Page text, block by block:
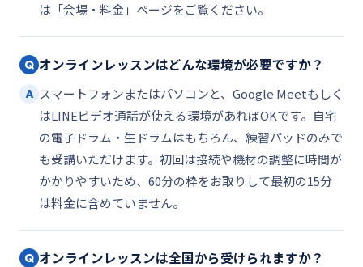
は「会場・料金」ページをご覧ください。
Q オンラインレッスンはどんな環境が必要ですか？
A スマートフォンまたはパソコンと、Google Meetもしく
はLINEビデオ通話が使える環境があればOKです。自宅
の電子ドラム・生ドラムはもちろん、練習パッドのみで
も受講いただけます。初回は接続や機材の調整に時間が
かかりやすいため、60分の枠をお取りして最初の15分
は料金に含めていません。
Q オンラインレッスンは全国から受けられますか？